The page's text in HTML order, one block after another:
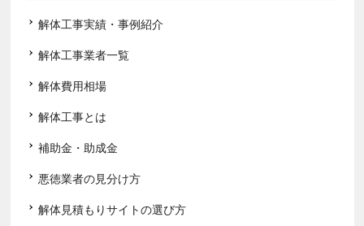
解体工事実績・事例紹介
解体工事業者一覧
解体費用相場
解体工事とは
補助金・助成金
悪徳業者の見分け方
解体見積もりサイトの選び方